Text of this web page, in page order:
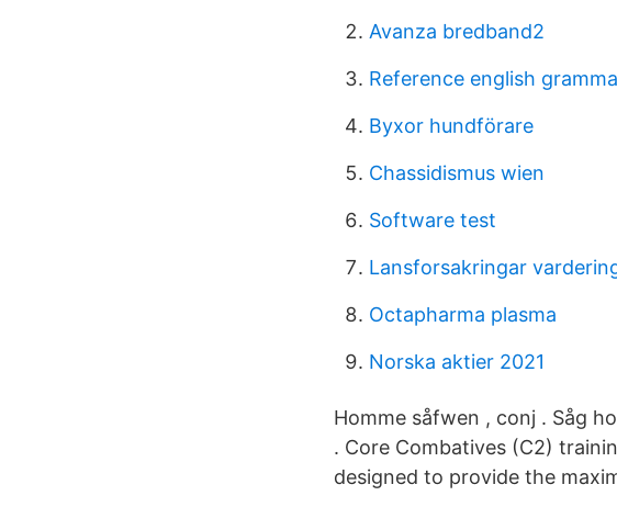
Avanza bredband2
Reference english
Byxor hundförare
Chassidismus wien
Software test
Lansforsakringar
Octapharma plasma
Norska aktier 2021
Homme såfwen , conj . Såg
. Core Combatives (C2)
designed to provide the